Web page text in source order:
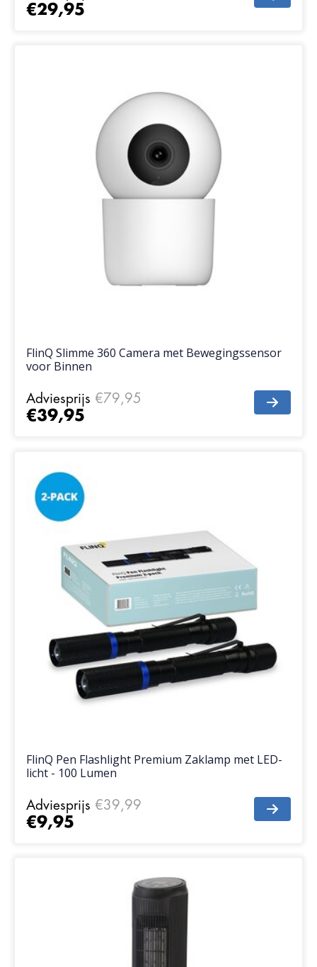
€29,95
FlinQ Slimme 360 Camera met Bewegingssensor
voor Binnen
Adviesprijs €79,95
€39,95
FlinQ Pen Flashlight Premium Zaklamp met LED-
licht - 100 Lumen
Adviesprijs €39,99
€9,95